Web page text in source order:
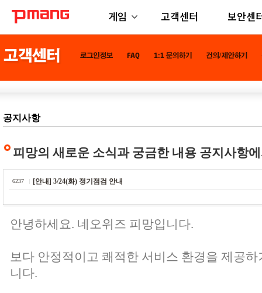
게임 고객센터 보안센
공지사항
피망의 새로운 소식과 궁금한 내용 공지사항
6237 [안내] 3/24(화) 정기점검 안내
안녕하세요. 네오위즈 피망입니다.
보다 안정적이고 쾌적한 서비스 환경을 제공
니다.